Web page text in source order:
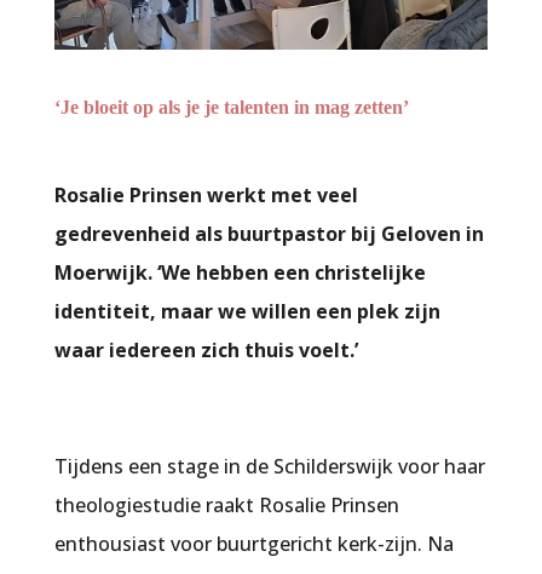
‘Je bloeit op als je je talenten in mag zetten’
Rosalie Prinsen werkt met veel
gedrevenheid als buurtpastor bij Geloven in
Moerwijk. ‘We hebben een christelijke
identiteit, maar we willen een plek zijn
waar iedereen zich thuis voelt.’
Tijdens een stage in de Schilderswijk voor haar
theologiestudie raakt Rosalie Prinsen
enthousiast voor buurtgericht kerk-zijn. Na